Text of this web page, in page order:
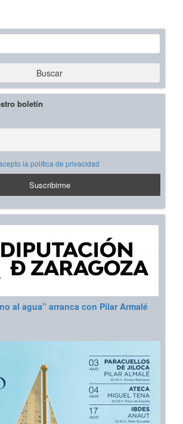
Buscar
boletín
la política de privacidad
al agua” arranca con Pilar Armalé